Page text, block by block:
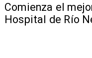
Comienza el
Hospital de Río